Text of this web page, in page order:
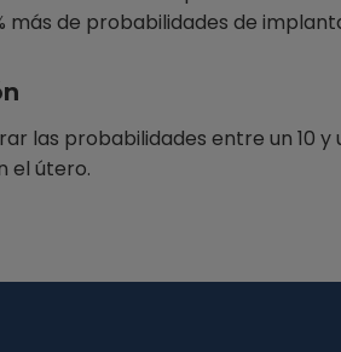
más de probabilidades de
probabilidades entre un 10 y
el útero.